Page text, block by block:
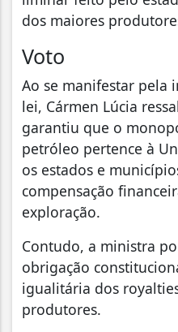
dos maiores
Voto
Ao se manifestar pela
lei, Cármen Lúcia
garantiu que o
petróleo pertence à
os estados e
compensação
exploração.
Contudo, a ministra
obrigação
igualitária dos
produtores.